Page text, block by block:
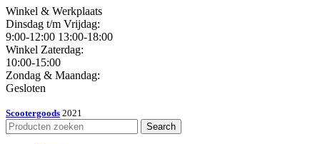
Winkel & Werkplaats
Dinsdag t/m Vrijdag:
9:00-12:00 13:00-18:00
Winkel Zaterdag:
10:00-15:00
Zondag & Maandag:
Gesloten
Scootergoods 2021
Search